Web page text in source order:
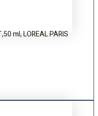
ml, LOREAL PARIS